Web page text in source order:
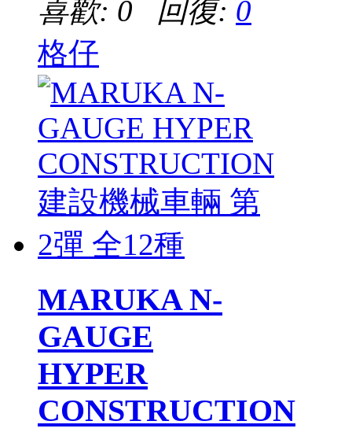
喜歡: 0 回復: 0
格仔
MARUKA N-
GAUGE
HYPER
CONSTRUCTION